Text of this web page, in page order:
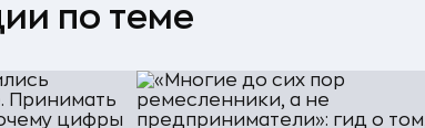
по теме